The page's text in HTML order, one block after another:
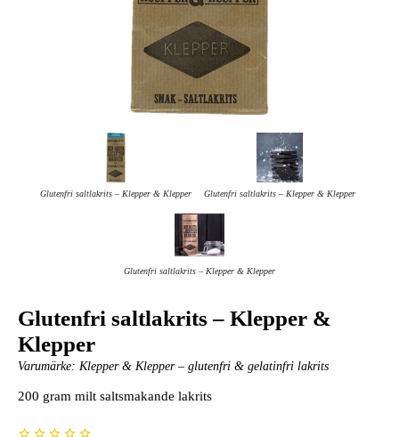
Glutenfri saltlakrits – Klepper & Klepper Glutenfri saltlakrits – Klepper & Klepper
Glutenfri saltlakrits – Klepper & Klepper
Glutenfri saltlakrits – Klepper &
Klepper
Varumärke: Klepper & Klepper – glutenfri & gelatinfri lakrits
200 gram milt saltsmakande lakrits